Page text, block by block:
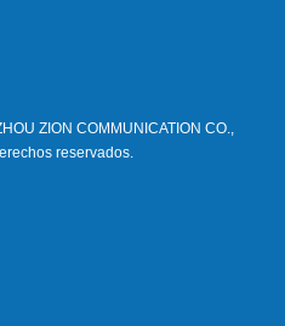
ZION COMMUNICATION CO.,
reservados.